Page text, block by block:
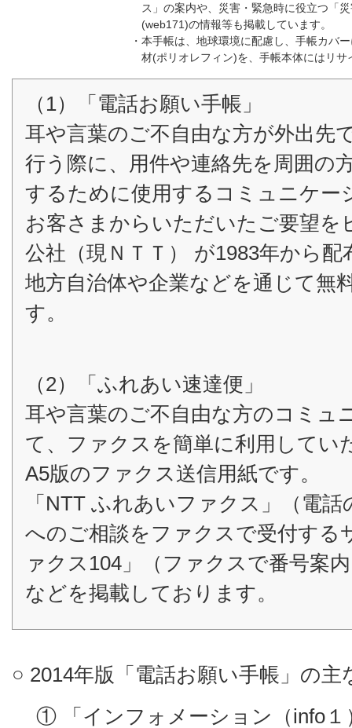
ス」の案内や、災害・緊急時に役立つ「
(web171)の情報等も掲載しています。
・ 本手帳は、地球環境に配慮し、手帳カバ
材(ポリオレフィン)を、手帳本体にはリ
（1）「電話お願い手帳」
耳や言葉のご不自由な方が外出先
行う際に、用件や連絡先を周囲の
するために使用するコミュニケー
お客さまからいただいたご要望を
公社（現ＮＴＴ） が1983年から
地方自治体や企業などを通じて無
す。
（2）「ふれあい速達便」
耳や言葉のご不自由な方のコミュ
て、ファクスを簡単に利用してい
A5版のファクス送信用紙です。
「NTT ふれあいファクス」（電
へのご相談をファクスで受付する
ァクス104」（ファクスで番号案
などを掲載しております。
○ 2014年版「電話お願い手帳」の主
① 「インフォメーション（info１